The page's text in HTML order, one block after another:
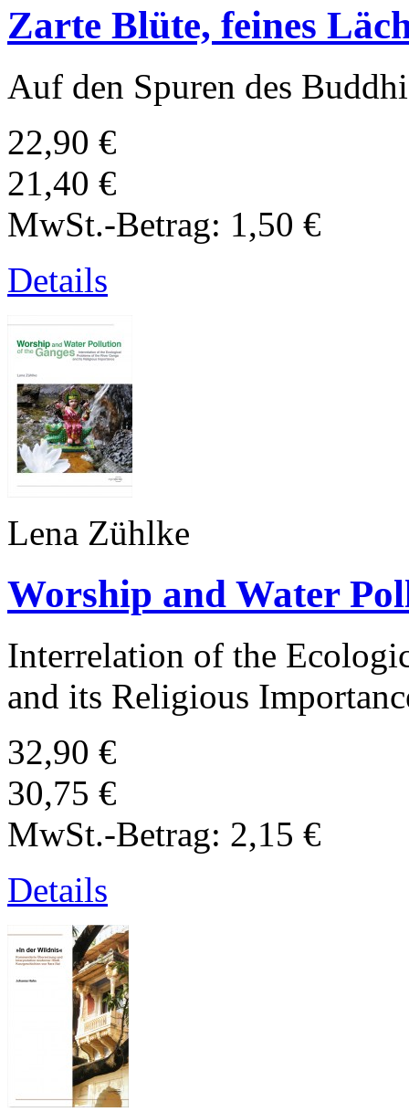
Zarte Blüte, feines
Auf den Spuren des
22,90 €
21,40 €
MwSt.-Betrag: 1,50 €
Details
Lena Zühlke
Worship and Water
Interrelation of the
and its Religious
32,90 €
30,75 €
MwSt.-Betrag: 2,15 €
Details